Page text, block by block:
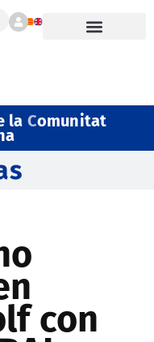
la Comunitat
con